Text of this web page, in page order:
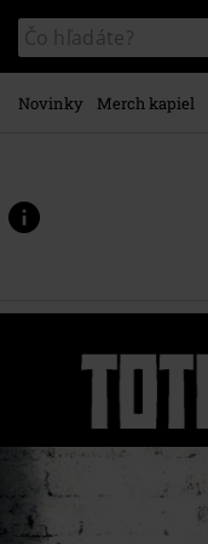
na
hlavný
obsah
Katalóg
vyhľadávania
Novinky Merch kapiel